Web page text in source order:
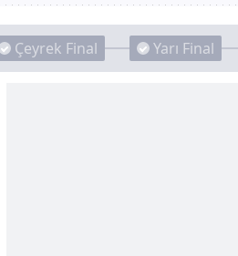
Çeyrek Final Yarı Final